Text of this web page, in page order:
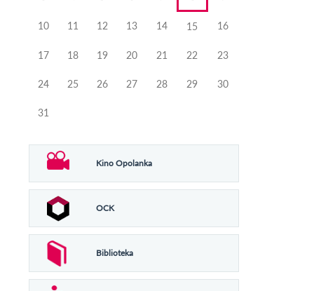
10 11 12 13 14 15 16
17 18 19 20 21 22 23
24 25 26 27 28 29 30
31
Kino Opolanka
OCK
Biblioteka